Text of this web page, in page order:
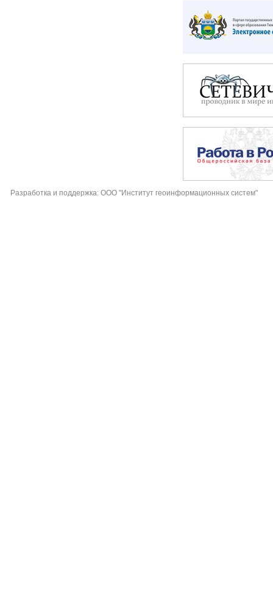
Разработка и поддержка: ООО "Институт геоинформационных систем"